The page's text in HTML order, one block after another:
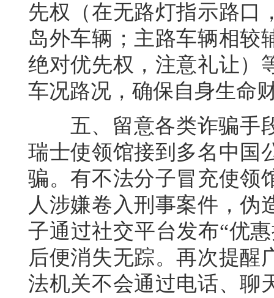
先权（在无路灯指示路口
岛外车辆；主路车辆相较
绝对优先权，注意礼让）
车况路况，确保自身生命
五、留意各类诈骗手段
瑞士使领馆接到多名中国
骗。有不法分子冒充使领
人涉嫌卷入刑事案件，伪
子通过社交平台发布“优
后便消失无踪。再次提醒
法机关不会通过电话、聊